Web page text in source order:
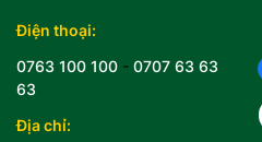
Điện thoại:
0763 100 100 - 0707 63 63
63
Địa chỉ: